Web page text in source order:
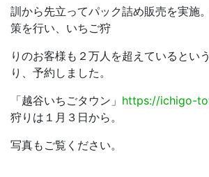
訓から先立ってパック詰め販売を実施
策を行い、いちご狩
りのお客様も２万人を超えているとい
り、予約しました。
「越谷いちごタウン」 https://ichigo-
狩りは１月３日から。
写真もご覧ください。